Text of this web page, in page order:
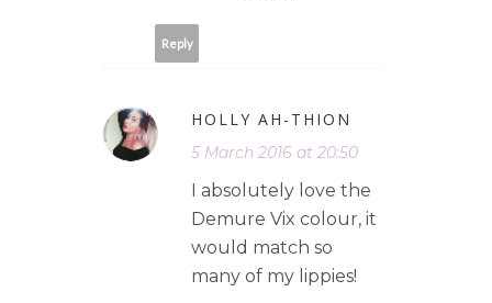
Reply
HOLLY AH-THION
5 March 2016 at 20:50
I absolutely love the
Demure Vix colour, it
would match so
many of my lippies!